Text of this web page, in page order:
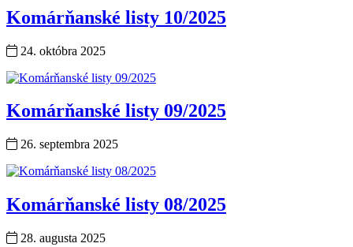
Komárňanské listy 10/2025
24. októbra 2025
Komárňanské listy 09/2025
26. septembra 2025
Komárňanské listy 08/2025
28. augusta 2025